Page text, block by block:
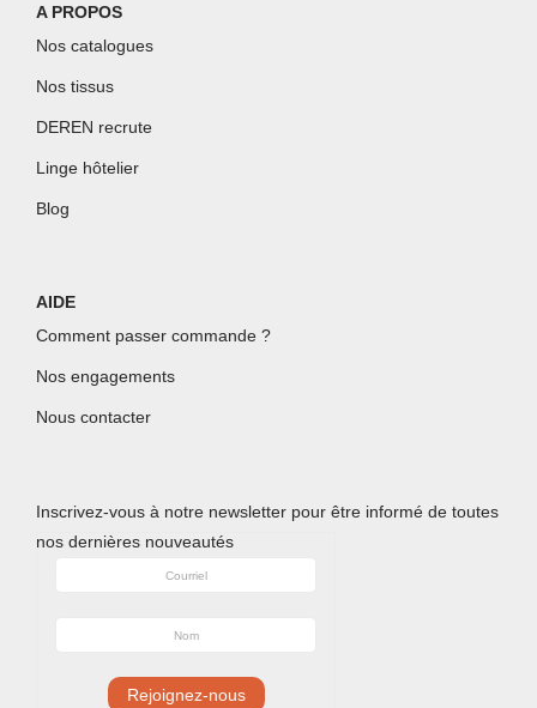
A PROPOS
Nos catalogues
Nos tissus
DEREN recrute
Linge hôtelier
Blog
AIDE
Comment passer commande ?
Nos engagements
Nous contacter
Inscrivez-vous à notre newsletter pour être informé de toutes
nos dernières nouveautés